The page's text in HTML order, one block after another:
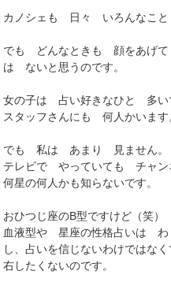
カノシェも 日々 いろんなこと
でも どんなときも 顔をあげ
は ないと思うのです。
女の子は 占い好きなひと 多い
スタッフさんにも 何人かいます
でも 私は あまり 見ません。
テレビで やっていても チャン
何星の何人かも知らないです。
おひつじ座のB型ですけど（笑）
血液型や 星座の性格占いは わ
し、占いを信じないわけでは
右したくないのです。